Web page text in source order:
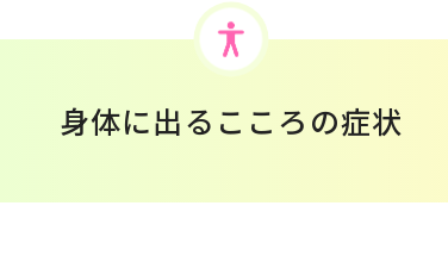
身体に出るこころの症状